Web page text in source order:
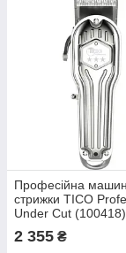
Професійна
стрижки TICO
Under Cut (100418)
2 355 ₴